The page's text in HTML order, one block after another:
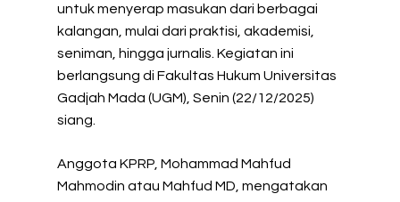
untuk menyerap masukan dari berbagai
kalangan, mulai dari praktisi, akademisi,
seniman, hingga jurnalis. Kegiatan ini
berlangsung di Fakultas Hukum Universitas
Gadjah Mada (UGM), Senin (22/12/2025)
siang.
Anggota KPRP, Mohammad Mahfud
Mahmodin atau Mahfud MD, mengatakan